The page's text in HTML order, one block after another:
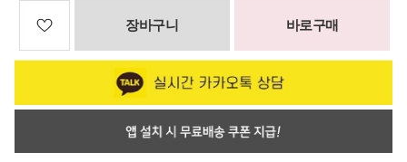
장바구니 바로구매